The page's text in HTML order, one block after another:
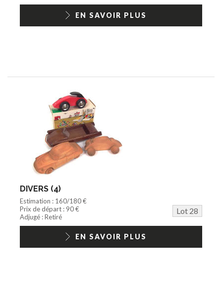
EN SAVOIR PLUS
DIVERS (4)
Estimation : 160/180 €
Prix de départ : 90 €
Lot 28
Adjugé : Retiré
EN SAVOIR PLUS